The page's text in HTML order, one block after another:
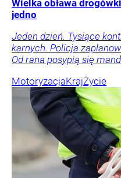
Wielka obława
jedno
Jeden dzień. Tysiące
karnych. Policja
Od rana posypią się
MotoryzacjaKrajŻycie